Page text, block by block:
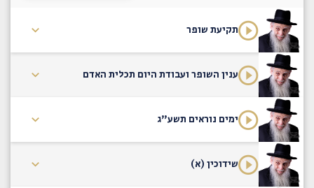
תקיעת שופר
ענין השופר ועבודת היום תכלית האדם
ימים נוראים תשע"ג
שידוכין (א)